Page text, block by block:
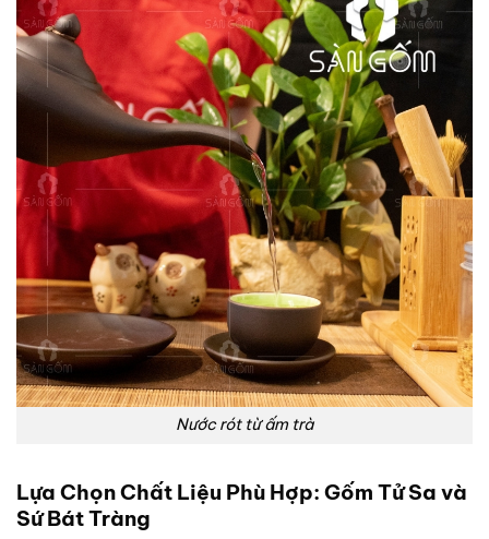
Nước rót từ ấm trà
Lựa Chọn Chất Liệu Phù Hợp: Gốm Tử Sa và
Sứ Bát Tràng